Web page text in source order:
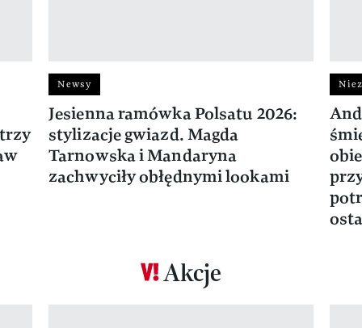
Newsy
Jesienna ramówka Polsatu 2026:
stylizacje gwiazd. Magda
Tarnowska i Mandaryna
zachwyciły obłędnymi lookami
Akcje